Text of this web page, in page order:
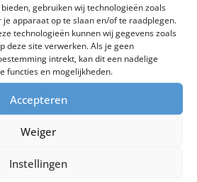
gebruiken wij technologieën zoals
apparaat op te slaan en/of te raadplegen.
technologieën kunnen wij gegevens zoals
deze site verwerken. Als je geen
intrekt, kan dit een nadelige
functies en mogelijkheden.
Accepteren
Weiger
Instellingen
risico op vetluis/permastink
barrière te vormen voor het
wasmachine. Het
wasmachine is niet alleen
maar ook voor de
u de machine vervolgens goed
kunt u genieten van een langere
wasresultaten. Zo kunt u
toekomst voor iedereen!